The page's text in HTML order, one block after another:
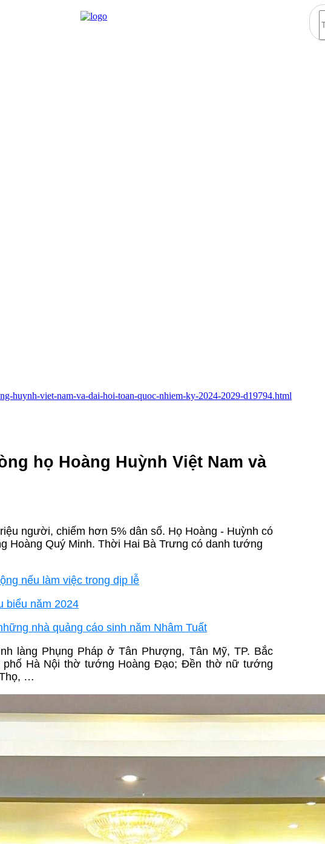
huynh-viet-nam-va-dai-hoi-toan-quoc-nhiem-ky-2024-2029-d19794.html
họ Hoàng Huỳnh Việt Nam và
người, chiếm hơn 5% dân số. Họ Hoàng - Huỳnh có
Hoàng Quý Minh. Thời Hai Bà Trưng có danh tướng
nếu làm việc trong dịp lễ
biểu năm 2024
nhà quảng cáo sinh năm Nhâm Tuất
làng Phụng Pháp ở Tân Phượng, Tân Mỹ, TP. Bắc
Hà Nội thờ tướng Hoàng Đạo; Đền thờ nữ tướng
…